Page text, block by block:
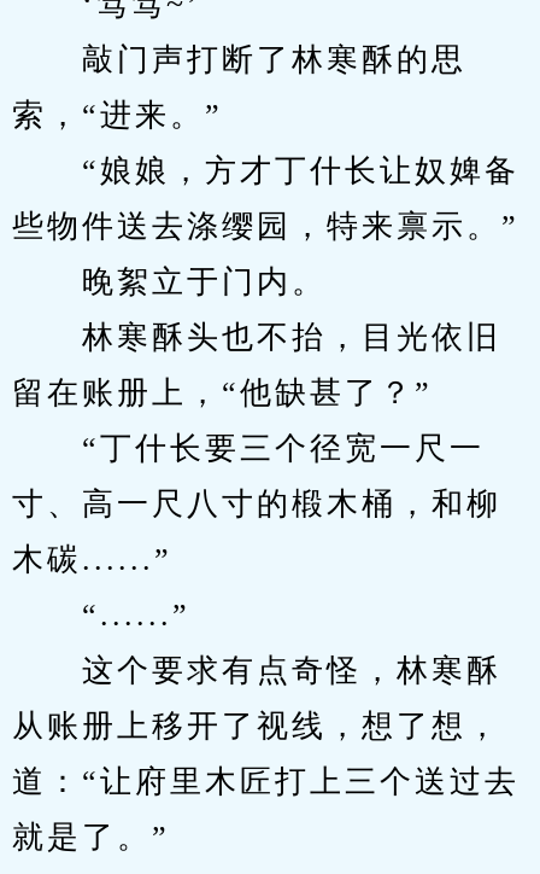
敲门声打断了林寒酥的思
索，“进来。”
“娘娘，方才丁什长让奴婢备
些物件送去涤缨园，特来禀示。”
晚絮立于门内。
林寒酥头也不抬，目光依旧
留在账册上，“他缺甚了？”
“丁什长要三个径宽一尺一
寸、高一尺八寸的椴木桶，和柳
木碳......”
“......”
这个要求有点奇怪，林寒酥
从账册上移开了视线，想了想，
道：“让府里木匠打上三个送过去
就是了。”